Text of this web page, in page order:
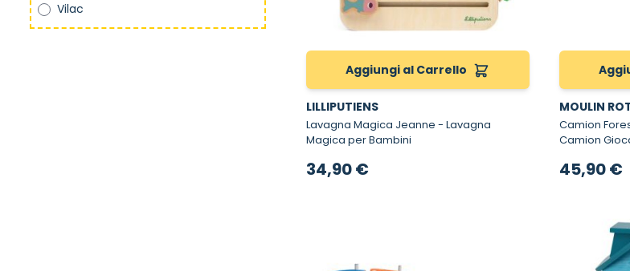
Vilac
Aggiungi al Carrello
LILLIPUTIENS
Lavagna Magica Jeanne - Lavagna
Magica per Bambini
34,90 €
MOULIN
Camion
Camion
45,90 €